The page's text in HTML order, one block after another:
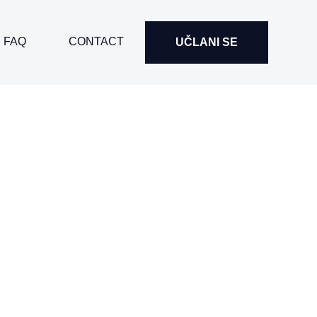
FAQ CONTACT UČLANI SE